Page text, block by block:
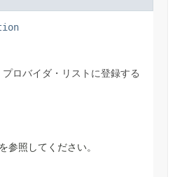
ロバイダ・リストに登録する
照してください。